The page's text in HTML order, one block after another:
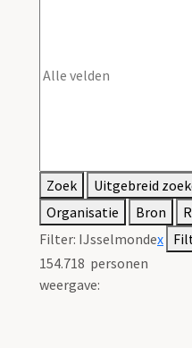
Zoek
Uitgebreid
Organisatie
Bron
Filter: IJsselmondex
154.718 personen
weergave: